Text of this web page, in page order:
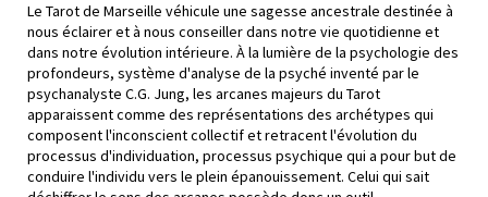
Le Tarot de Marseille véhicule une sagesse ancestrale destinée à
nous éclairer et à nous conseiller dans notre vie quotidienne et
dans notre évolution intérieure. À la lumière de la psychologie des
profondeurs, système d'analyse de la psyché inventé par le
psychanalyste C.G. Jung, les arcanes majeurs du Tarot
apparaissent comme des représentations des archétypes qui
composent l'inconscient collectif et retracent l'évolution du
processus d'individuation, processus psychique qui a pour but de
conduire l'individu vers le plein épanouissement. Celui qui sait